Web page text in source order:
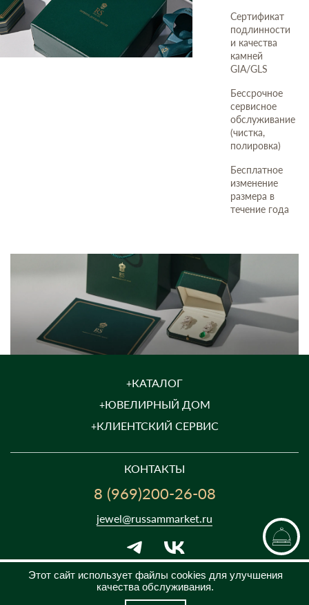
Сертификат
подлинности
и качества
камней
GIA/GLS
Бессрочное
сервисное
обслуживание
(чистка,
полировка)
Бесплатное
изменение
размера в
течение года
КАТАЛОГ
ЮВЕЛИРНЫЙ ДОМ
КЛИЕНТСКИЙ СЕРВИС
КОНТАКТЫ
8 (969)200-26-08
ПН-ПТ с 09:00 до 21:00
jewel@russammarket.ru
Этот сайт использует файлы cookies для улучшения
качества обслуживания.